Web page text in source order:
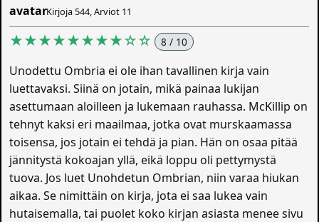
Kirjoja 544, Arviot 11
★★★★★★★★☆☆ 8 / 10
Unodettu Ombria ei ole ihan tavallinen kirja vain
luettavaksi. Siinä on jotain, mikä painaa lukijan
asettumaan aloilleen ja lukemaan rauhassa. McKillip on
tehnyt kaksi eri maailmaa, jotka ovat murskaamassa
toisensa, jos jotain ei tehdä ja pian. Hän on osaa pitää
jännitystä kokoajan yllä, eikä loppu oli pettymystä
tuova. Jos luet Unohdetun Ombrian, niin varaa hiukan
aikaa. Se nimittäin on kirja, jota ei saa lukea vain
hutaisemalla, tai puolet koko kirjan asiasta menee sivu